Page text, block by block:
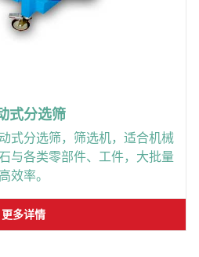
式分选筛
式分选筛，筛选机，适合机械
与各类零部件、工件，大批量
高效率。
更多详情